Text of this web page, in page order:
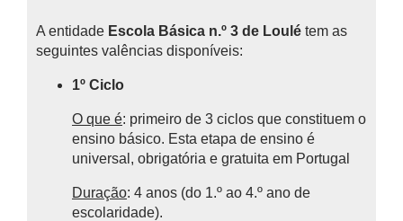
A entidade Escola Básica n.º 3 de Loulé tem as
seguintes valências disponíveis:
1º Ciclo
O que é: primeiro de 3 ciclos que constituem o
ensino básico. Esta etapa de ensino é
universal, obrigatória e gratuita em Portugal
Duração: 4 anos (do 1.º ao 4.º ano de
escolaridade).